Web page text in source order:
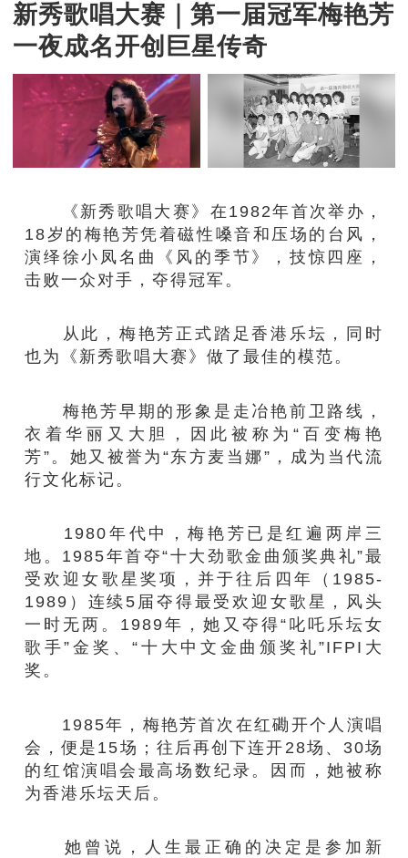
新秀歌唱大赛｜第一届冠军梅艳芳
一夜成名开创巨星传奇
《新秀歌唱大赛》在1982年首次举办，
18岁的梅艳芳凭着磁性嗓音和压场的台风，
演绎徐小凤名曲《风的季节》，技惊四座，
击败一众对手，夺得冠军。
从此，梅艳芳正式踏足香港乐坛，同时
也为《新秀歌唱大赛》做了最佳的模范。
梅艳芳早期的形象是走冶艳前卫路线，
衣着华丽又大胆，因此被称为“百变梅艳
芳”。她又被誉为“东方麦当娜”，成为当代流
行文化标记。
1980年代中，梅艳芳已是红遍两岸三
地。1985年首夺“十大劲歌金曲颁奖典礼”最
受欢迎女歌星奖项，并于往后四年（1985-
1989）连续5届夺得最受欢迎女歌星，风头
一时无两。1989年，她又夺得“叱吒乐坛女
歌手”金奖、“十大中文金曲颁奖礼”IFPI大
奖。
1985年，梅艳芳首次在红磡开个人演唱
会，便是15场；往后再创下连开28场、30场
的红馆演唱会最高场数纪录。因而，她被称
为香港乐坛天后。
她曾说，人生最正确的决定是参加新